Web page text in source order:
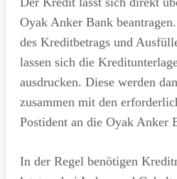
Oyak Anker Bank
des Kreditbetrags und
lassen sich die
ausdrucken. Diese werden
zusammen mit den
Postident an die Oyak Anker
In der Regel benötigen